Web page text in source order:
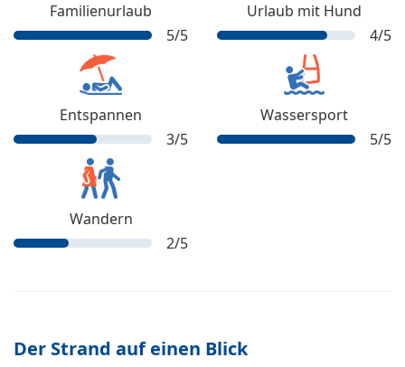
Familienurlaub
5/5
Urlaub mit Hund
4/5
Entspannen
3/5
Wassersport
5/5
Wandern
2/5
Der Strand auf einen Blick